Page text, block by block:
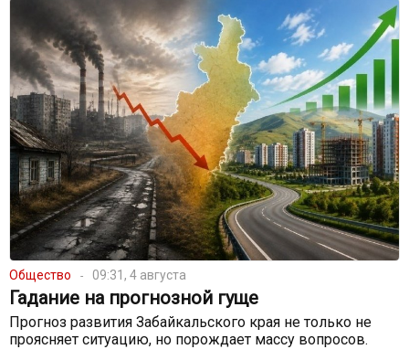
Общество 09:31, 4 августа
Гадание на прогнозной гуще
Прогноз развития Забайкальского края не только не
проясняет ситуацию, но порождает массу вопросов.